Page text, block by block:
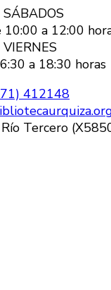
a 12:00
a 18:30 horas
412148
Tercero